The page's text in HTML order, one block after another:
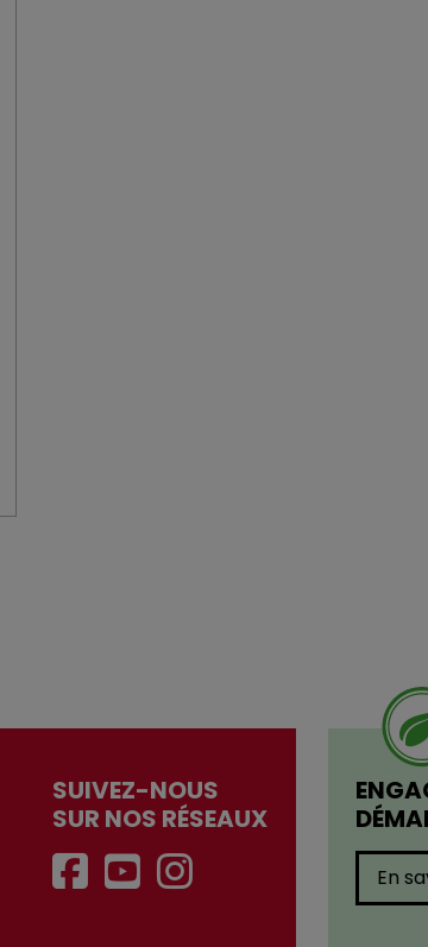
En
SUIVEZ-NOUS
SUR NOS RÉSEAUX